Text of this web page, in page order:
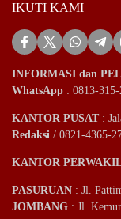
IKUTI KAMI
INFORMASI dan
WhatsApp : 0813-
KANTOR PUSAT:
Redaksi / 0821-4365-
KANTOR
PASURUAN : Jl.
JOMBANG : Jl.